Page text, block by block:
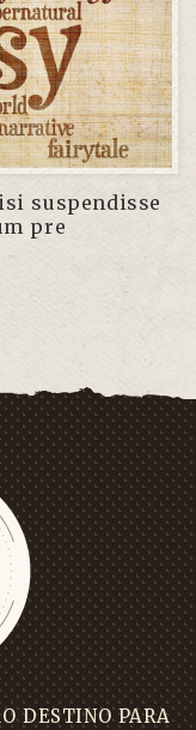
suspendisse
pre
DESTINO PARA